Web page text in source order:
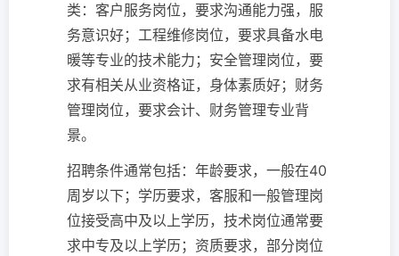
类：客户服务岗位，要求沟通能力强，服
务意识好；工程维修岗位，要求具备水电
暖等专业的技术能力；安全管理岗位，要
求有相关从业资格证，身体素质好；财务
管理岗位，要求会计、财务管理专业背
景。
招聘条件通常包括：年龄要求，一般在40
周岁以下；学历要求，客服和一般管理岗
位接受高中及以上学历，技术岗位通常要
求中专及以上学历；资质要求，部分岗位